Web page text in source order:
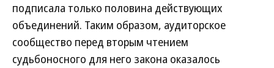
подписала только половина действующих
объединений. Таким образом, аудиторское
сообщество перед вторым чтением
судьбоносного для него закона оказалось